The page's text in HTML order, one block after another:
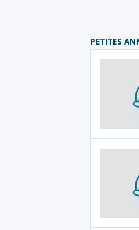
PETITES